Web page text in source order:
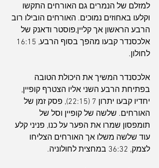
למזלם של הנמרים גם האורחים התקשו
וקלעו באחוזים נמוכים. האורחים הובילו רוב
הרבע הראשון אך קליין,פוסטר ודאנק של
לחולון.
אלכסנדר המשיך את היכולת הטובה
בפתיחת הרבע השני אליו הצטרף קופיין,
יחדיו קבעו יתרון 7 (22:15), פסק זמן של
האורחים. שלשה של קופיין וסל של
תומפסון שמרו את הפער על כנו, פניני קלע
עוד שלשה משלו אך האורחים הצליחו
לצמק, 36:32 במחצית לחולוניה.